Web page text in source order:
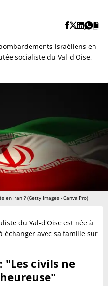
israéliens en
socialiste du Val-d'Oise,
en Iran ? (Getty Images - Canva Pro)
du Val-d'Oise est née à
échanger avec sa famille sur
"Les civils ne